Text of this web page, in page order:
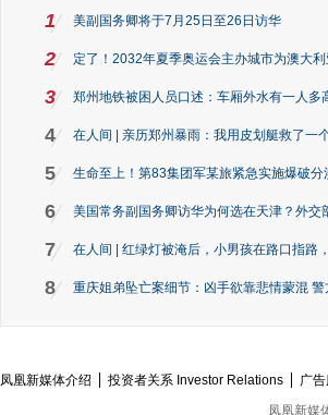
1 美副国务卿将于7月25日至26日访华
2 定了！2032年夏季奥运会主办城市为澳大
3 郑州地铁被困人员口述：车厢外水有一人多
4 在人间 | 亲历郑州暴雨：我用皮划艇救了一
5 生命至上！第83集团军某旅紧急实施爆破分
6 美国常务副国务卿访华为何选在天津？外交
7 在人间 | 红绿灯被淹后，小男孩在路口指路
8 重庆姐弟坠亡案细节：凶手欲靠悲情蒙混
凤凰新媒体介绍 投资者关系 Investor Relations 广
凤凰新媒